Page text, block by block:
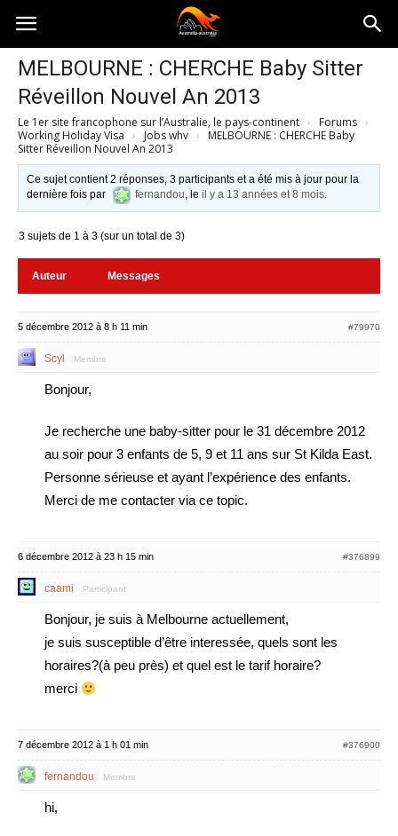
Australia-
australie.com
MELBOURNE : CHERCHE Baby Sitter
Réveillon Nouvel An 2013
Le 1er site francophone sur l’Australie, le pays-continent › Forums ›
Working Holiday Visa › Jobs whv ›
MELBOURNE : CHERCHE Baby
Sitter Réveillon Nouvel An 2013
Ce sujet contient 2 réponses, 3 participants et a été mis à jour pour la
dernière fois par
fernandou, leil y a 13 années et 8 mois.
3 sujets de 1 à 3 (sur un total de 3)
Auteur Messages
5 décembre 2012 à 8 h 11 min #79970
Scyl Membre
Bonjour,
Je recherche une baby-sitter pour le 31 décembre 2012
au soir pour 3 enfants de 5, 9 et 11 ans sur St Kilda East.
Personne sérieuse et ayant l’expérience des enfants.
Merci de me contacter via ce topic.
6 décembre 2012 à 23 h 15 min #376899
caami Participant
Bonjour, je suis à Melbourne actuellement,
je suis susceptible d’être interessée, quels sont les
horaires?(à peu près) et quel est le tarif horaire?
merci
7 décembre 2012 à 1 h 01 min #376900
fernandou Membre
hi,